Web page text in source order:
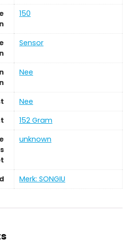
‎150
‎Sensor
‎Nee
‎Nee
‎152 Gram
‎unknown
Merk: SONGIU